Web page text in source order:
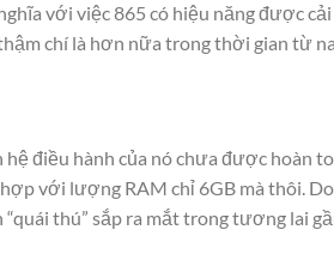
với việc 865 có hiệu năng được
chí là hơn nữa trong thời gian từ
điều hành của nó chưa được hoàn
với lượng RAM chỉ 6GB mà thôi.
thú” sắp ra mắt trong tương lai